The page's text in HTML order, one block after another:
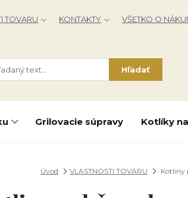
TOVARU KONTAKTY VŠETKO O
Hľadať
Grilovacie súpravy Kotlíky
Úvod VLASTNOSTI TOVARU Kotliny